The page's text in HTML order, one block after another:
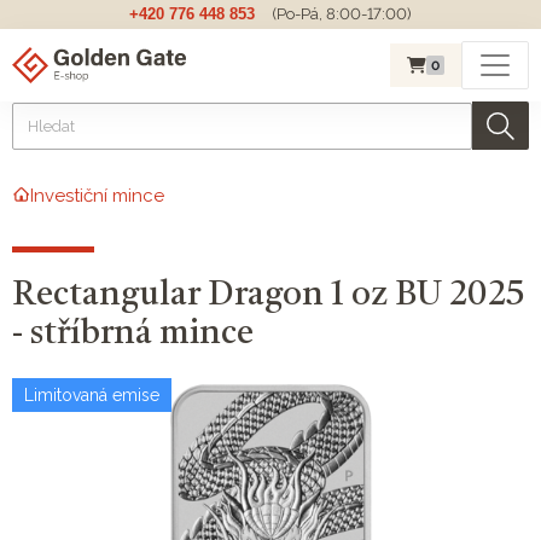
+420 776 448 853 (Po-Pá, 8:00-17:00)
0
Investiční mince
Rectangular Dragon 1 oz BU 2025
- stříbrná mince
Limitovaná emise